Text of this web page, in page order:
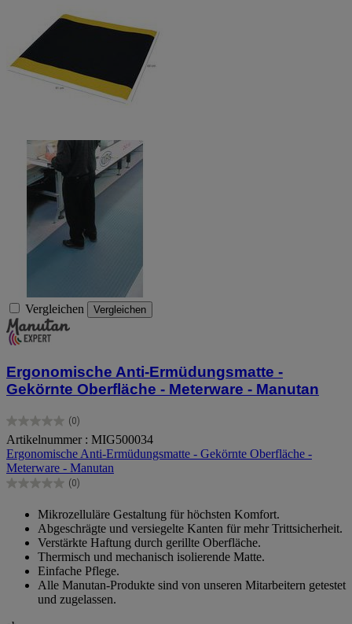
Vergleichen Vergleichen
Ergonomische Anti-Ermüdungsmatte -
Gekörnte Oberfläche - Meterware - Manutan
(0)
0.0
von
5
Sternen.
Artikelnummer : MIG500034
Ergonomische Anti-Ermüdungsmatte - Gekörnte Oberfläche -
Meterware - Manutan
(0)
0.0
Sternen.
Mikrozelluläre Gestaltung für höchsten Komfort.
Abgeschrägte und versiegelte Kanten für mehr Trittsicherheit.
Verstärkte Haftung durch gerillte Oberfläche.
Thermisch und mechanisch isolierende Matte.
Einfache Pflege.
Alle Manutan-Produkte sind von unseren Mitarbeitern getestet
und zugelassen.